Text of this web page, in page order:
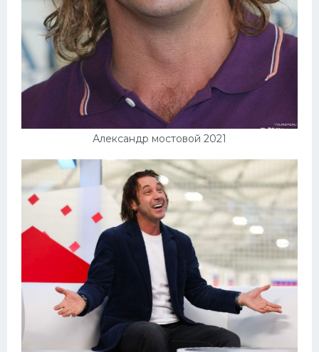
Александр мостовой 2021